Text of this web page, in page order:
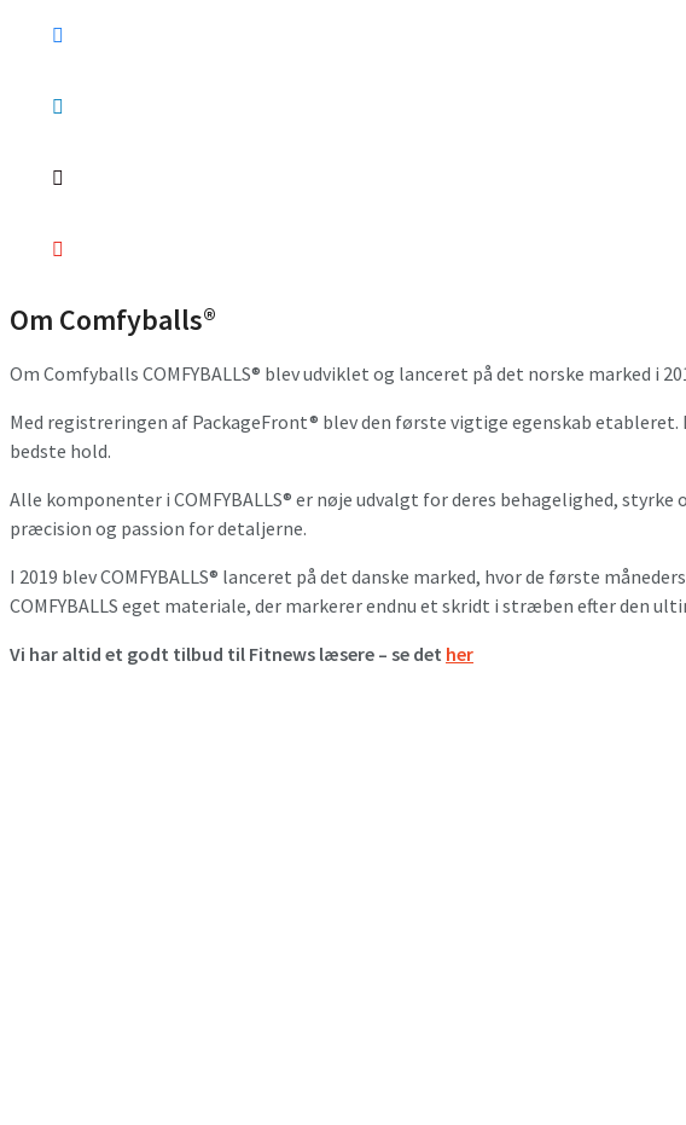
Om Comfyballs®
Om Comfyballs COMFYBALLS® blev udviklet og lanceret på det norske marked
Med registreringen af PackageFront® blev den første vigtige egenskab
bedste hold.
Alle komponenter i COMFYBALLS® er nøje udvalgt for deres behagelighed,
præcision og passion for detaljerne.
I 2019 blev COMFYBALLS® lanceret på det danske marked, hvor de første
COMFYBALLS eget materiale, der markerer endnu et skridt i stræben efter den
Vi har altid et godt tilbud til Fitnews læsere – se det her